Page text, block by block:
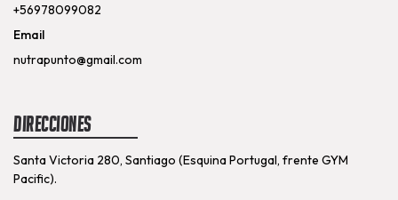
+56978099082
Email
nutrapunto@gmail.com
Direcciones
Santa Victoria 280, Santiago (Esquina Portugal, frente GYM
Pacific).